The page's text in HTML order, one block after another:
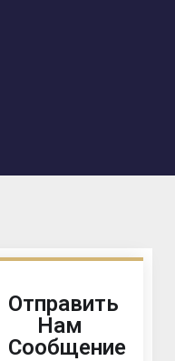
Отправить
Нам
Сообщение